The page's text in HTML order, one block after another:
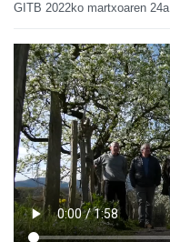
GITB 2022ko martxoaren 24a